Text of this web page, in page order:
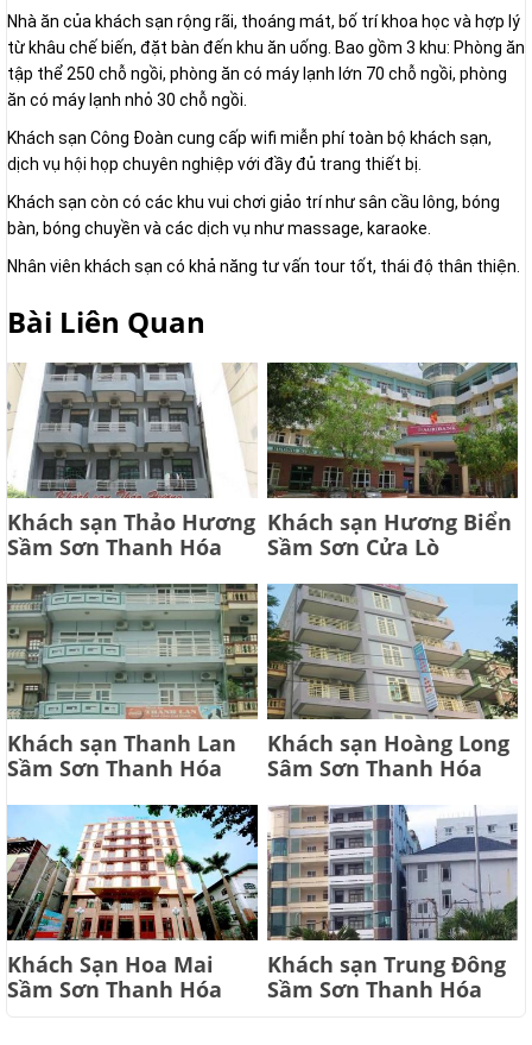
Nhà ăn của khách sạn rộng rãi, thoáng mát, bố trí khoa học và hợp lý
từ khâu chế biến, đặt bàn đến khu ăn uống. Bao gồm 3 khu: Phòng ăn
tập thể 250 chỗ ngồi, phòng ăn có máy lạnh lớn 70 chỗ ngồi, phòng
ăn có máy lạnh nhỏ 30 chỗ ngồi.
Khách sạn Công Đoàn cung cấp wifi miễn phí toàn bộ khách sạn,
dịch vụ hội họp chuyên nghiệp với đầy đủ trang thiết bị.
Khách sạn còn có các khu vui chơi giảo trí như sân cầu lông, bóng
bàn, bóng chuyền và các dịch vụ như massage, karaoke.
Nhân viên khách sạn có khả năng tư vấn tour tốt, thái độ thân thiện.
Bài Liên Quan
Khách sạn Thảo Hương
Sầm Sơn Thanh Hóa
Khách sạn Hương Biển
Sầm Sơn Cửa Lò
Khách sạn Thanh Lan
Sầm Sơn Thanh Hóa
Khách sạn Hoàng Long
Sâm Sơn Thanh Hóa
Khách Sạn Hoa Mai
Sầm Sơn Thanh Hóa
Khách sạn Trung Đông
Sầm Sơn Thanh Hóa